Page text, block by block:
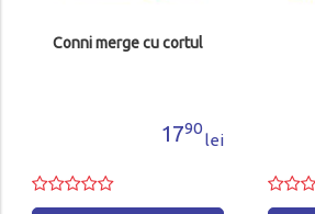
Conni merge cu cortul
1790
lei